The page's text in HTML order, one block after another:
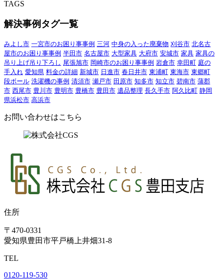
TAGS
解決事例タグ一覧
みよし市 一宮市のお困り事事例 三河 中身の入った廃棄物 刈谷市 北名古
屋市のお困り事事例 半田市 名古屋市 大型家具 大府市 安城市 家具 家具の
吊り上げ吊り下ろし 尾張旭市 岡崎市のお困り事事例 岩倉市 幸田町 庭の
手入れ 愛知県 料金の詳細 新城市 日進市 春日井市 東浦町 東海市 東郷町
段ボール 洗濯機の事例 清須市 瀬戸市 田原市 知多市 知立市 碧南市 蒲郡
市 西尾市 豊川市 豊明市 豊橋市 豊田市 遺品整理 長久手市 阿久比町 静岡
県浜松市 高浜市
お問い合わせはこちら
住所
〒470-0331
愛知県豊田市平戸橋上井畑31-8
TEL
0120-119-530